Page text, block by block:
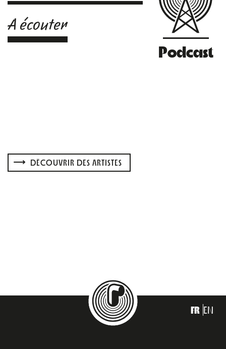
Podcast
A écouter
DÉCOUVRIR DES ARTISTES
FR EN